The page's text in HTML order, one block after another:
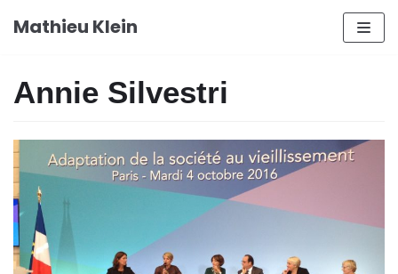
Aller
Mathieu Klein
Annie Silvestri